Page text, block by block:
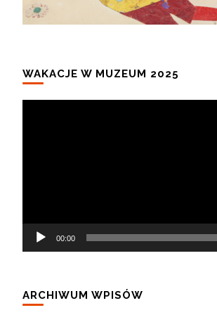
WAKACJE W MUZEUM 2025
00:00
ARCHIWUM WPISÓW